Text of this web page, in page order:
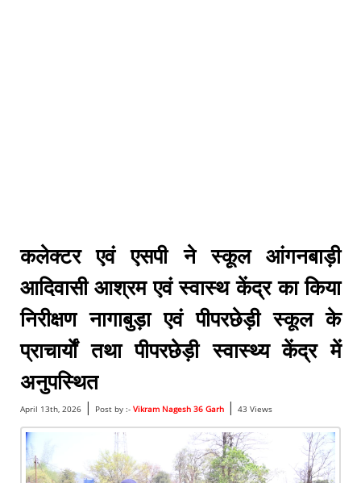
कलेक्टर एवं एसपी ने स्कूल आंगनबाड़ी
आदिवासी आश्रम एवं स्वास्थ केंद्र का किया
निरीक्षण नागाबुड़ा एवं पीपरछेड़ी स्कूल के
प्राचार्याें तथा पीपरछेड़ी स्वास्थ्य केंद्र में
अनुपस्थित
April 13th, 2026| Post by :- Vikram Nagesh 36 Garh| 43 Views